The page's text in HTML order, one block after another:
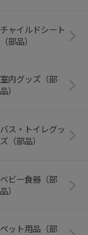
チャイルドシート
（部品）
室内グッズ（部
品）
バス・トイレグッ
ズ（部品）
ベビー食器（部
品）
ペット用品（部